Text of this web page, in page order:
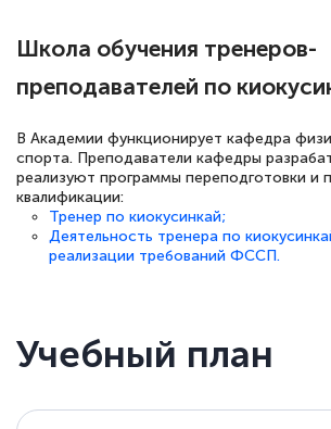
Школа обучения тренеров-
преподавателей по
В Академии функционирует кафедра
спорта. Преподаватели кафедры
реализуют программы переподготовки и
квалификации:
Тренер по киокусинкай;
Деятельность тренера по
реализации требований ФССП.
Учебный план